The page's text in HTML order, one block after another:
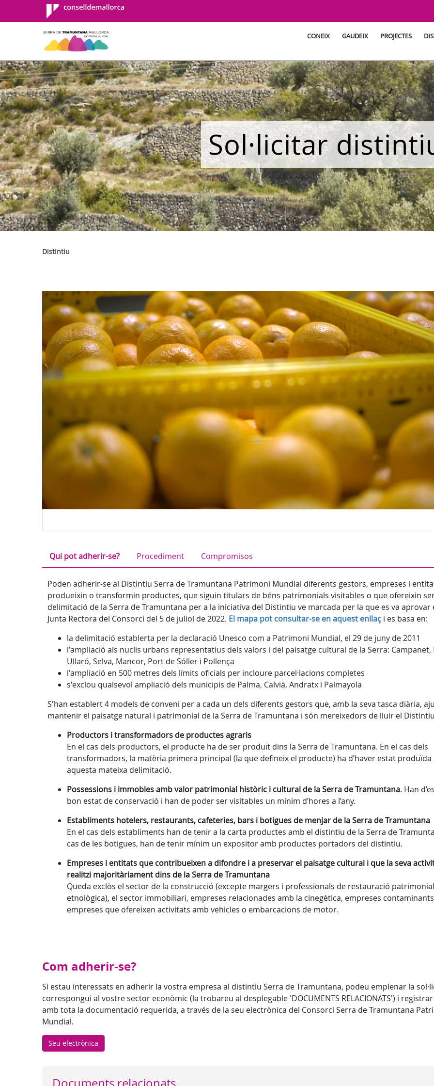
Consell de
Mallorca
CONEIX GAUDEIX PROJECTES
Sol·licitar
Distintiu
Qui pot adherir-se? Procediment Compromisos
Poden adherir-se al Distintiu Serra de Tramuntana Patrimoni Mundial diferents gestors, empreses i
produeixin o transformin productes, que siguin titulars de béns patrimonials visitables o que ofereixin
delimitació de la Serra de Tramuntana per a la iniciativa del Distintiu ve marcada per la que es va aprovar
Junta Rectora del Consorci del 5 de juliol de 2022. El mapa pot consultar-se en aquest enllaç i es basa en:
la delimitació establerta per la declaració Unesco com a Patrimoni Mundial, el 29 de juny de 2011
l'ampliació als nuclis urbans representatius dels valors i del paisatge cultural de la Serra: Campanet,
Ullaró, Selva, Mancor, Port de Sóller i Pollença
l'ampliació en 500 metres dels límits oficials per incloure parcel·lacions completes
s'exclou qualsevol ampliació dels municipis de Palma, Calvià, Andratx i Palmayola
S'han establert 4 models de conveni per a cada un dels diferents gestors que, amb la seva tasca diària,
mantenir el paisatge natural i patrimonial de la Serra de Tramuntana i són mereixedors de lluir el
Productors i transformadors de productes agraris
En el cas dels productors, el producte ha de ser produït dins la Serra de Tramuntana. En el cas dels
transformadors, la matèria primera principal (la que defineix el producte) ha d’haver estat produïda
aquesta mateixa delimitació.
Possessions i immobles amb valor patrimonial històric i cultural de la Serra de Tramuntana. Han
bon estat de conservació i han de poder ser visitables un mínim d’hores a l’any.
Establiments hotelers, restaurants, cafeteries, bars i botigues de menjar de la Serra de Tramuntana
En el cas dels establiments han de tenir a la carta productes amb el distintiu de la Serra de
cas de les botigues, han de tenir mínim un expositor amb productes portadors del distintiu.
Empreses i entitats que contribueixen a difondre i a preservar el paisatge cultural i que la seva
realitzi majoritàriament dins de la Serra de Tramuntana
Queda exclòs el sector de la construcció (excepte margers i professionals de restauració
etnològica), el sector immobiliari, empreses relacionades amb la cinegètica, empreses
empreses que ofereixen activitats amb vehicles o embarcacions de motor.
Com adherir-se?
Si estau interessats en adherir la vostra empresa al distintiu Serra de Tramuntana, podeu emplenar la
correspongui al vostre sector econòmic (la trobareu al desplegable 'DOCUMENTS RELACIONATS') i
amb tota la documentació requerida, a través de la seu electrònica del Consorci Serra de Tramuntana
Mundial.
Seu electrònica